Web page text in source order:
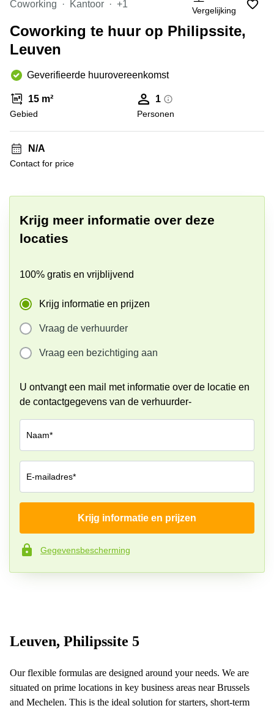
kantoor
Mechelen
Bedrijvencentrum
Gent
Bedrijvencentrum
Vergaderzaal
Antwerpen
Coworking
Gent
Antwerpen
Coworking
Leuven
Coworking Kantoor +1
Vergelijking
Coworking te huur op Philipssite,
Leuven
Geverifieerde huurovereenkomst
15 m²
Gebied
1
Personen
N/A
Contact for price
Krijg meer informatie over deze
locaties
100% gratis en vrijblijvend
Krijg informatie en prijzen
Vraag de verhuurder
Vraag een bezichtiging aan
U ontvangt een mail met informatie over de locatie en
de contactgegevens van de verhuurder-
Naam*
E-mailadres*
Telefoonnummer*
Krijg informatie en prijzen
Gegevensbescherming
Leuven, Philipssite 5
Our flexible formulas are designed around your needs. We are
situated on prime locations in key business areas near Brussels
and Mechelen. This is the ideal solution for starters, short-term